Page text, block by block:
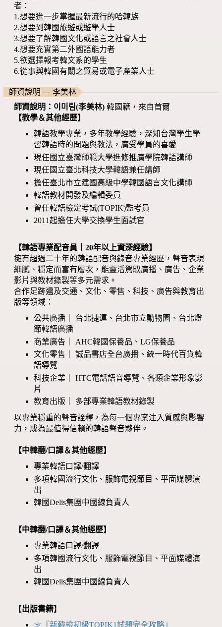
者：
1.想要進一步掌握最新流行的哈韓族
2.想要到韓國旅遊或遊學人士
3.想要了解韓國文化或語言之社會人士
4.想要充實第二外國語能力者
5.欲選擇報考韓文系的學生
6.從事與韓國有關之貿易或電子產業人士
師資說明 — 李美林
師資說明： 이미림(李美林) 韓國籍，來自首爾
【教學＆其他經歷】
韓語教學專業，多年教學經驗，深知台灣學生學
習韓語時的問題與教法，廣受學員的喜愛
現任國立臺灣師範大學進修推廣學院韓語講師
現任國立臺北科技大學韓語兼任講師
擔任臺北市立建國高級中學韓國語言文化講師
韓語教材開發及編輯委員
曾任韓語檢定考試(TOPIK)監考員
2011起擔任大學交換學生面試官
【韓語專業配音員｜20年以上資深經驗】
擁有超過二十年的韓語配音與錄音專業經歷，聲音表現
細膩、穩定而富有層次，能靈活駕馭廣播、廣告、企業
影片與教材錄製等多元需求。
合作足跡遍及交通、文化、零售、科技、廣告與教育出
版等領域：
公共廣播｜ 台北捷運、台北市立動物園、台北燈
節韓語廣播
商業廣告｜ AHC韓國保養品、LG保養品
文化零售｜ 誠品書店全台廣播、統一時代百貨韓
語導覽
科技企業｜ HTC電話語音導覽、各類企業形象影
片
教育出版｜ 多部專業韓語教材錄製
以專業穩重的聲音詮釋，為每一個專案注入質感與影響
力，成為最值得信賴的韓語聲音夥伴。
【中韓翻/口譯＆其他經歷】
專業韓語口譯/翻譯
多項韓國流行文化、服飾電視節目、平面媒體演
出
韓國Delis集團中國線負責人
【中韓翻/口譯＆其他經歷】
專業韓語口譯/翻譯
多項韓國流行文化、服飾電視節目、平面媒體演
出
韓國Delis集團中國線負責人
【出版書籍】
☞『新韓檢初級TOPIK1試題完全攻略』